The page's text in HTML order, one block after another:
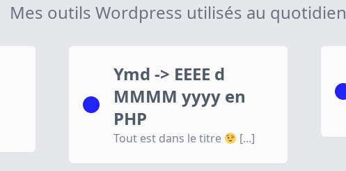
Mes outils Wordpress utilisés au quotidien
Ymd -> EEEE d
MMMM yyyy en
PHP
Tout est dans le titre [...]